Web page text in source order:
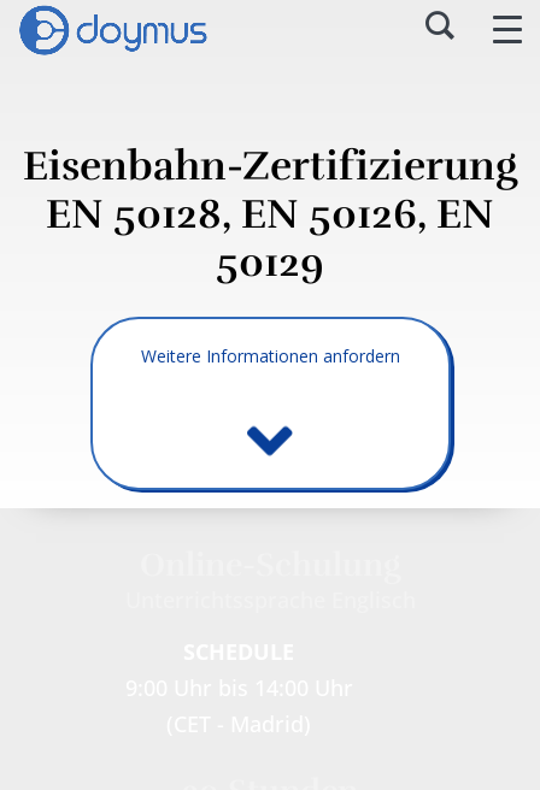
Eisenbahn-Zertifizierung
EN 50128, EN 50126, EN
50129
Weitere Informationen anfordern